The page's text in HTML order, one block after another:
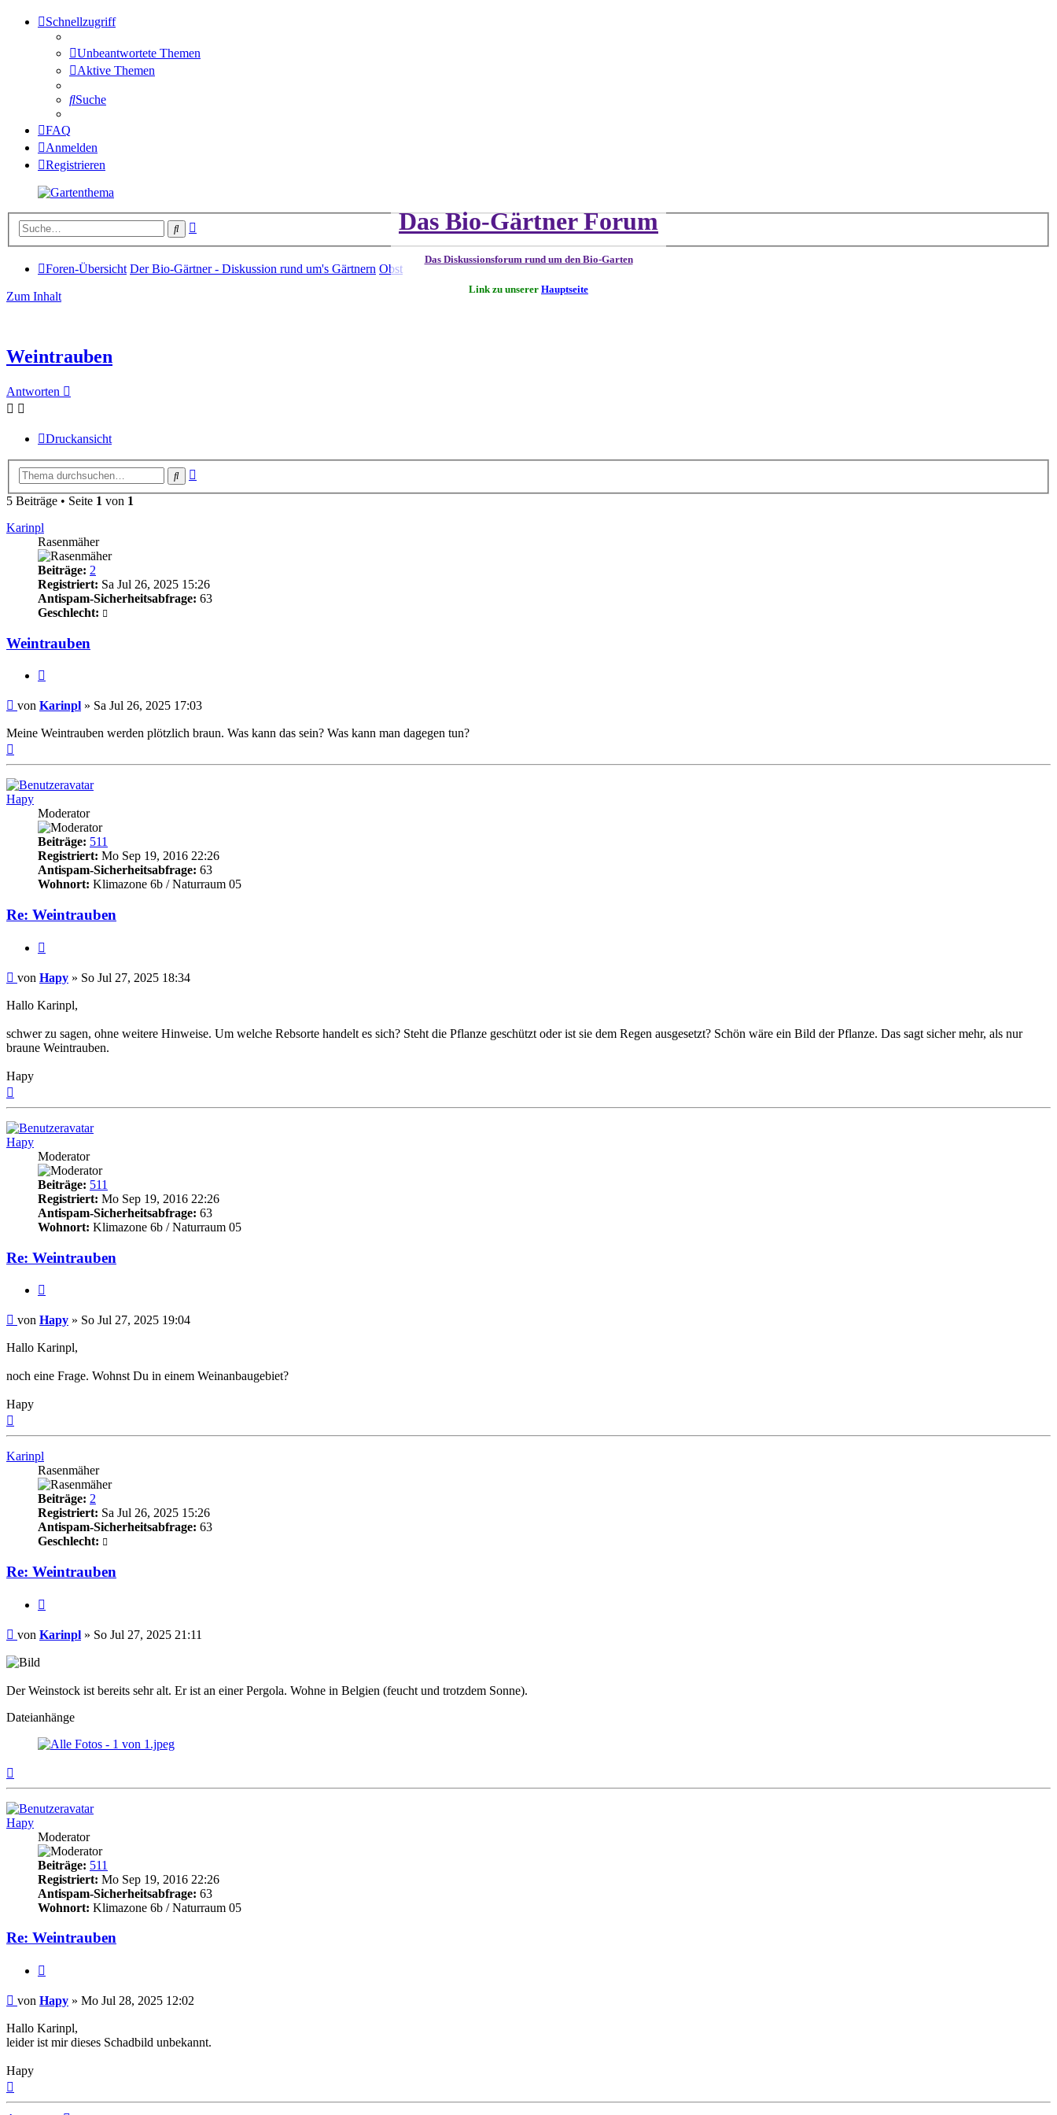
Schnellzugriff
Unbeantwortete Themen
Aktive Themen
Suche
FAQ
Anmelden
Registrieren
Das Bio-Gärtner Forum
Das Diskussionsforum rund um den Bio-Garten
Link zu unserer Hauptseite
Suche
Foren-Übersicht Der Bio-Gärtner - Diskussion rund um's Gärtnern Obst
Zum Inhalt
Weintrauben
Antworten
Druckansicht
Suche
5 Beiträge • Seite 1 von 1
Karinpl
Rasenmäher
Beiträge: 2
Registriert: Sa Jul 26, 2025 15:26
Antispam-Sicherheitsabfrage: 63
Geschlecht:
Weintrauben
Beitrag
von Karinpl » Sa Jul 26, 2025 17:03
Meine Weintrauben werden plötzlich braun. Was kann das sein? Was kann man dagegen tun?
oben
Hapy
Moderator
Beiträge: 511
Registriert: Mo Sep 19, 2016 22:26
Antispam-Sicherheitsabfrage: 63
Wohnort: Klimazone 6b / Naturraum 05
Re: Weintrauben
Beitrag
von Hapy » So Jul 27, 2025 18:34
Hallo Karinpl,
schwer zu sagen, ohne weitere Hinweise. Um welche Rebsorte handelt es sich? Steht die Pflanze geschützt oder ist sie dem Regen ausgesetzt? Schön wäre ein Bild der Pflanze. Das sagt sicher mehr, als nur
braune Weintrauben.
Hapy
Hapy
Moderator
Beiträge: 511
Registriert: Mo Sep 19, 2016 22:26
Antispam-Sicherheitsabfrage: 63
Wohnort: Klimazone 6b / Naturraum 05
Re: Weintrauben
Beitrag
von Hapy » So Jul 27, 2025 19:04
Hallo Karinpl,
noch eine Frage. Wohnst Du in einem Weinanbaugebiet?
Hapy
Karinpl
Rasenmäher
Beiträge: 2
Registriert: Sa Jul 26, 2025 15:26
Antispam-Sicherheitsabfrage: 63
Geschlecht:
Re: Weintrauben
Beitrag
von Karinpl » So Jul 27, 2025 21:11
Der Weinstock ist bereits sehr alt. Er ist an einer Pergola. Wohne in Belgien (feucht und trotzdem Sonne).
Dateianhänge
Hapy
Moderator
Beiträge: 511
Registriert: Mo Sep 19, 2016 22:26
Antispam-Sicherheitsabfrage: 63
Wohnort: Klimazone 6b / Naturraum 05
Re: Weintrauben
Beitrag
von Hapy » Mo Jul 28, 2025 12:02
Hallo Karinpl,
leider ist mir dieses Schadbild unbekannt.
Hapy